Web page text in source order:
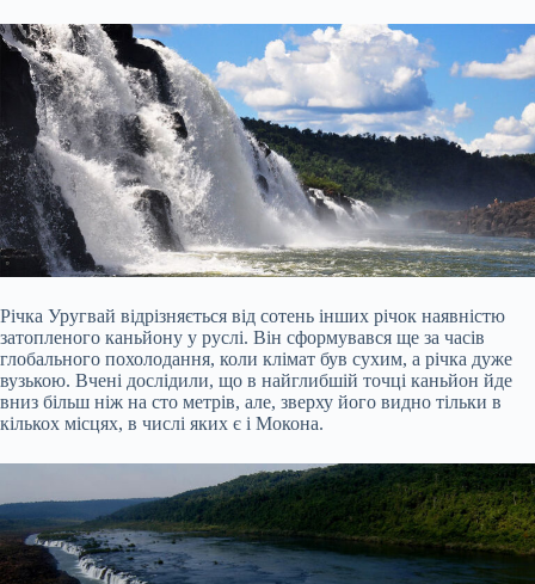
Річка Уругвай відрізняється від сотень інших річок наявністю
затопленого каньйону у руслі. Він сформувався ще за часів
глобального похолодання, коли клімат був сухим, а річка дуже
вузькою. Вчені дослідили, що в найглибшій точці каньйон йде
вниз більш ніж на сто метрів, але, зверху його видно тільки в
кількох місцях, в числі яких є і Мокона.